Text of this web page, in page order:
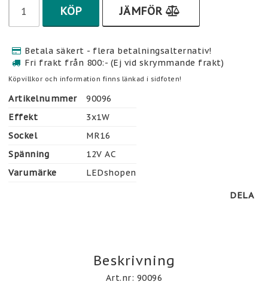
KÖP JÄMFÖR
Betala säkert - flera betalningsalternativ!
Fri frakt från 800:- (Ej vid skrymmande frakt)
Köpvillkor och information finns länkad i sidfoten!
Artikelnummer
90096
Effekt
3x1W
Sockel
MR16
Spänning
12V AC
Varumärke
LEDshopen
DELA
Beskrivning
Art.nr: 90096